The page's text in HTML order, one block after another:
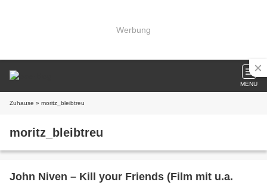
Werbung
MENU
Zuhause » moritz_bleibtreu
moritz_bleibtreu
John Niven – Kill your Friends (Film mit u.a.